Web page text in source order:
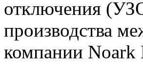
отключения
производства
компании Noark